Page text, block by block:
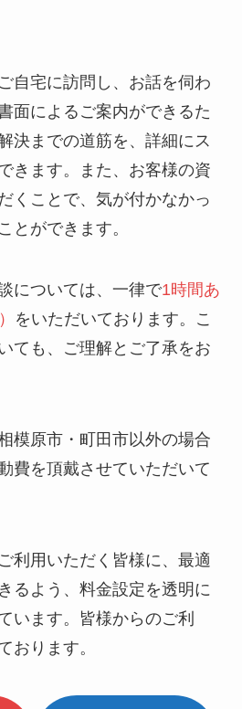
自宅に訪問し、お話を伺わ
面によるご案内ができるた
決までの道筋を、詳細にス
きます。また、お客様の資
くことで、気が付かなかっ
とができます。
については、一律で1時間あ
をいただいております。こ
ても、ご理解とご了承をお
模原市・町田市以外の場合
費を頂戴させていただいて
利用いただく皆様に、最適
るよう、料金設定を透明に
います。皆様からのご利
おります。